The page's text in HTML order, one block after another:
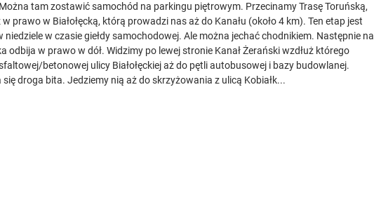
tam zostawić samochód na parkingu piętrowym. Przecinamy Trasę Toruńską,
prawo w Białołęcką, którą prowadzi nas aż do Kanału (około 4 km). Ten etap jest
w czasie giełdy samochodowej. Ale można jechać chodnikiem. Następnie na
odbija w prawo w dół. Widzimy po lewej stronie Kanał Żerański wzdłuż którego
betonowej ulicy Białołęckiej aż do pętli autobusowej i bazy budowlanej.
droga bita. Jedziemy nią aż do skrzyżowania z ulicą Kobiałk...